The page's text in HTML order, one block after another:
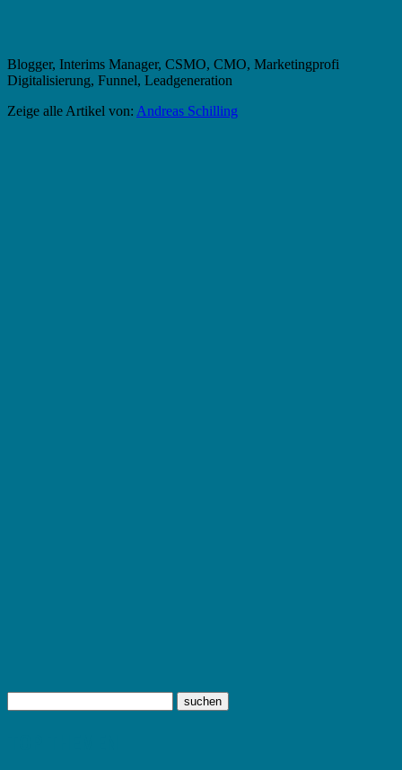
Blogger, Interims Manager, CSMO, CMO, Marketingprofi
Digitalisierung, Funnel, Leadgeneration
Zeige alle Artikel von: Andreas Schilling